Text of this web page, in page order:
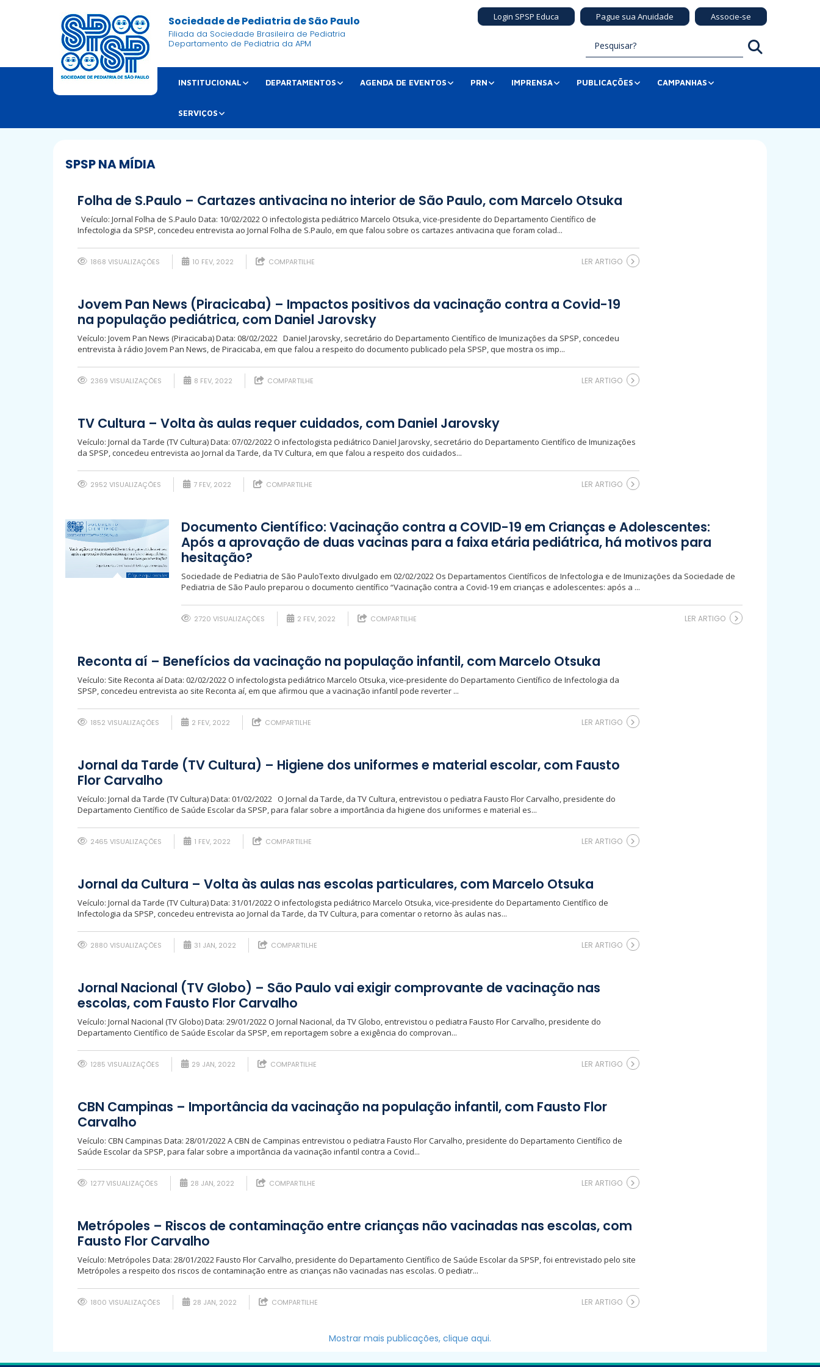
Sociedade de Pediatria de São Paulo
Filiada da Sociedade Brasileira de Pediatria
Departamento de Pediatria da APM
Login SPSP Educa Pague sua Anuidade Associe-se
INSTITUCIONAL DEPARTAMENTOS AGENDA DE EVENTOS PRN IMPRENSA PUBLICAÇÕES CAMPANHAS
SERVIÇOS
SPSP NA MÍDIA
Folha de S.Paulo – Cartazes antivacina no interior de São Paulo, com Marcelo Otsuka
Veículo: Jornal Folha de S.Paulo Data: 10/02/2022 O infectologista pediátrico Marcelo Otsuka, vice-presidente do Departamento Científico de
Infectologia da SPSP, concedeu entrevista ao Jornal Folha de S.Paulo, em que falou sobre os cartazes antivacina que foram colad...
1868 VISUALIZAÇÕES 10 FEV, 2022 COMPARTILHE LER ARTIGO
Jovem Pan News (Piracicaba) – Impactos positivos da vacinação contra a Covid-19
na população pediátrica, com Daniel Jarovsky
Veículo: Jovem Pan News (Piracicaba) Data: 08/02/2022 Daniel Jarovsky, secretário do Departamento Científico de Imunizações da SPSP, concedeu
entrevista à rádio Jovem Pan News, de Piracicaba, em que falou a respeito do documento publicado pela SPSP, que mostra os imp...
2369 VISUALIZAÇÕES 8 FEV, 2022 COMPARTILHE LER ARTIGO
TV Cultura – Volta às aulas requer cuidados, com Daniel Jarovsky
Veículo: Jornal da Tarde (TV Cultura) Data: 07/02/2022 O infectologista pediátrico Daniel Jarovsky, secretário do Departamento Científico de Imunizações
da SPSP, concedeu entrevista ao Jornal da Tarde, da TV Cultura, em que falou a respeito dos cuidados...
2952 VISUALIZAÇÕES 7 FEV, 2022 COMPARTILHE LER ARTIGO
Documento Científico: Vacinação contra a COVID-19 em Crianças e Adolescentes:
Após a aprovação de duas vacinas para a faixa etária pediátrica, há motivos para
hesitação?
Sociedade de Pediatria de São PauloTexto divulgado em 02/02/2022 Os Departamentos Científicos de Infectologia e de Imunizações da Sociedade de
Pediatria de São Paulo preparou o documento científico “Vacinação contra a Covid-19 em crianças e adolescentes: após a ...
2720 VISUALIZAÇÕES 2 FEV, 2022 COMPARTILHE LER ARTIGO
Reconta aí – Benefícios da vacinação na população infantil, com Marcelo Otsuka
Veículo: Site Reconta aí Data: 02/02/2022 O infectologista pediátrico Marcelo Otsuka, vice-presidente do Departamento Científico de Infectologia da
SPSP, concedeu entrevista ao site Reconta aí, em que afirmou que a vacinação infantil pode reverter ...
1852 VISUALIZAÇÕES 2 FEV, 2022 COMPARTILHE LER ARTIGO
Jornal da Tarde (TV Cultura) – Higiene dos uniformes e material escolar, com Fausto
Flor Carvalho
Veículo: Jornal da Tarde (TV Cultura) Data: 01/02/2022 O Jornal da Tarde, da TV Cultura, entrevistou o pediatra Fausto Flor Carvalho, presidente do
Departamento Científico de Saúde Escolar da SPSP, para falar sobre a importância da higiene dos uniformes e material es...
2465 VISUALIZAÇÕES 1 FEV, 2022 COMPARTILHE LER ARTIGO
Jornal da Cultura – Volta às aulas nas escolas particulares, com Marcelo Otsuka
Veículo: Jornal da Tarde (TV Cultura) Data: 31/01/2022 O infectologista pediátrico Marcelo Otsuka, vice-presidente do Departamento Científico de
Infectologia da SPSP, concedeu entrevista ao Jornal da Tarde, da TV Cultura, para comentar o retorno às aulas nas...
2880 VISUALIZAÇÕES 31 JAN, 2022 COMPARTILHE LER ARTIGO
Jornal Nacional (TV Globo) – São Paulo vai exigir comprovante de vacinação nas
escolas, com Fausto Flor Carvalho
Veículo: Jornal Nacional (TV Globo) Data: 29/01/2022 O Jornal Nacional, da TV Globo, entrevistou o pediatra Fausto Flor Carvalho, presidente do
Departamento Científico de Saúde Escolar da SPSP, em reportagem sobre a exigência do comprovan...
1285 VISUALIZAÇÕES 29 JAN, 2022 COMPARTILHE LER ARTIGO
CBN Campinas – Importância da vacinação na população infantil, com Fausto Flor
Carvalho
Veículo: CBN Campinas Data: 28/01/2022 A CBN de Campinas entrevistou o pediatra Fausto Flor Carvalho, presidente do Departamento Científico de
Saúde Escolar da SPSP, para falar sobre a importância da vacinação infantil contra a Covid...
1277 VISUALIZAÇÕES 28 JAN, 2022 COMPARTILHE LER ARTIGO
Metrópoles – Riscos de contaminação entre crianças não vacinadas nas escolas, com
Fausto Flor Carvalho
Veículo: Metrópoles Data: 28/01/2022 Fausto Flor Carvalho, presidente do Departamento Científico de Saúde Escolar da SPSP, foi entrevistado pelo site
Metrópoles a respeito dos riscos de contaminação entre as crianças não vacinadas nas escolas. O pediatr...
1800 VISUALIZAÇÕES 28 JAN, 2022 COMPARTILHE LER ARTIGO
Mostrar mais publicações, clique aqui.